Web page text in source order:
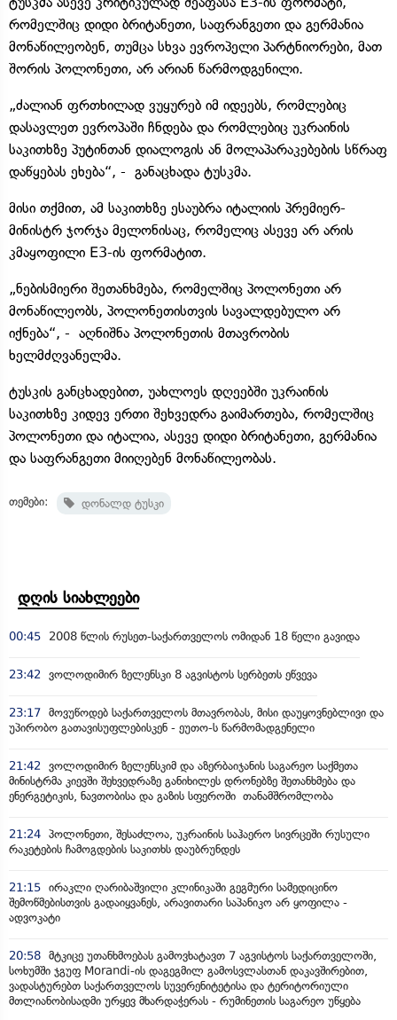
რომელშიც დიდი ბრიტანეთი, საფრანგეთი და გერმანია
მონაწილეობენ, თუმცა სხვა ევროპელი პარტნიორები, მათ
შორის პოლონეთი, არ არიან წარმოდგენილი.
„ძალიან ფრთხილად ვუყურებ იმ იდეებს, რომლებიც
დასავლეთ ევროპაში ჩნდება და რომლებიც უკრაინის
საკითხზე პუტინთან დიალოგის ან მოლაპარაკებების სწრაფ
დაწყებას ეხება“, - განაცხადა ტუსკმა.
მისი თქმით, ამ საკითხზე ესაუბრა იტალიის პრემიერ-
მინისტრ ჯორჯა მელონისაც, რომელიც ასევე არ არის
კმაყოფილი E3-ის ფორმატით.
„ნებისმიერი შეთანხმება, რომელშიც პოლონეთი არ
მონაწილეობს, პოლონეთისთვის სავალდებულო არ
იქნება“, - აღნიშნა პოლონეთის მთავრობის
ხელმძღვანელმა.
ტუსკის განცხადებით, უახლოეს დღეებში უკრაინის
საკითხზე კიდევ ერთი შეხვედრა გაიმართება, რომელშიც
პოლონეთი და იტალია, ასევე დიდი ბრიტანეთი, გერმანია
და საფრანგეთი მიიღებენ მონაწილეობას.
თემები: დონალდ ტუსკი
დღის სიახლეები
00:45 2008 წლის რუსეთ-საქართველოს ომიდან 18 წელი გავიდა
23:42 ვოლოდიმირ ზელენსკი 8 აგვისტოს სერბეთს ეწვევა
23:17 მოვუწოდებ საქართველოს მთავრობას, მისი დაუყოვნებლივი და
უპირობო გათავისუფლებისკენ - ეუთო-ს წარმომადგენელი
21:42
ვოლოდიმირ ზელენსკიმ და აზერბაიჯანის საგარეო საქმეთა
მინისტრმა კიევში შეხვედრაზე განიხილეს დრონებზე შეთანხმება და
ენერგეტიკის, ნავთობისა და გაზის სფეროში თანამშრომლობა
21:24 პოლონეთი, შესაძლოა, უკრაინის საჰაერო სივრცეში რუსული
რაკეტების ჩამოგდების საკითხს დაუბრუნდეს
21:15 ირაკლი ღარიბაშვილი კლინიკაში გეგმური სამედიცინო
შემოწმებისთვის გადაიყვანეს, არავითარი საპანიკო არ ყოფილა -
ადვოკატი
20:58 მტკიცე უთანხმოებას გამოვხატავთ 7 აგვისტოს საქართველოში,
სოხუმში ჯგუფ Morandi-ის დაგეგმილ გამოსვლასთან დაკავშირებით,
ვადასტურებთ საქართველოს სუვერენიტეტისა და ტერიტორიული
მთლიანობისადმი ურყევ მხარდაჭერას - რუმინეთის საგარეო უწყება